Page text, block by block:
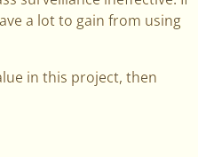
a lot to gain from using
in this project, then